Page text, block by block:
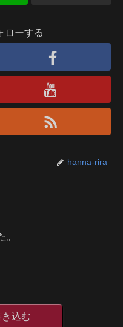
ローする
hanna-rira
。
込む